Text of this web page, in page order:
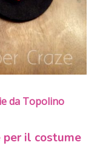
da Topolino
il costume